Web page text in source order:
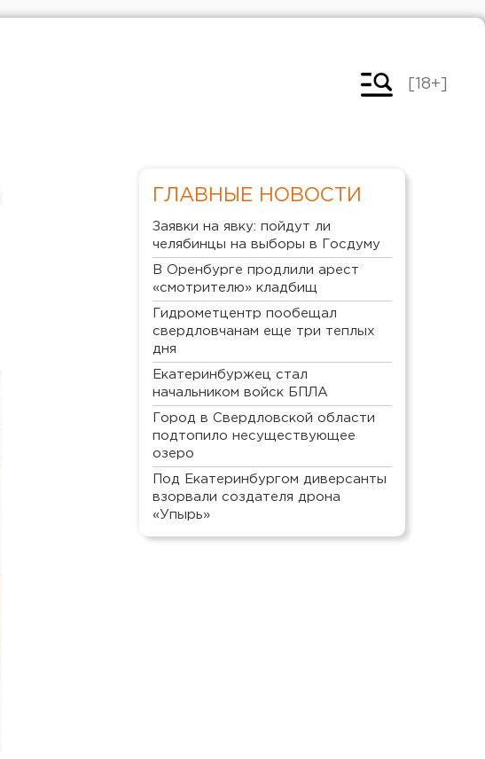
[18+]
ГЛАВНЫЕ НОВОСТИ
Заявки на явку: пойдут ли
челябинцы на выборы в Госдуму
В Оренбурге продлили арест
«смотрителю» кладбищ
Гидрометцентр пообещал
свердловчанам еще три теплых
дня
Екатеринбуржец стал
начальником войск БПЛА
Город в Свердловской области
подтопило несуществующее
озеро
Под Екатеринбургом диверсанты
взорвали создателя дрона
«Упырь»